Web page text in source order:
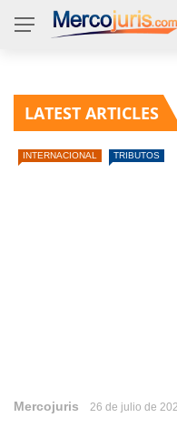
LATEST ARTICLES
INTERNACIONAL TRIBUTOS
Mercojuris 26 de julio de